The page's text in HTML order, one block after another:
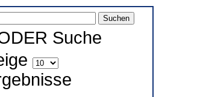
Suche